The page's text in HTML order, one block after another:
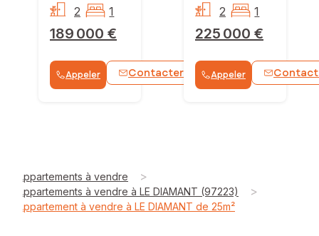
189 000 €
2 1
Appeler Contacter WhatsApp
225 000 €
2 1
Appeler
Appartements à vendre >
Appartements à vendre à LE DIAMANT (97223) >
Appartement à vendre à LE DIAMANT de 25m²